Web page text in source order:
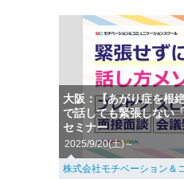
大阪：【あがり症を根
で話しても緊張しない
セミナー
2025/9/20(土)～
株式会社モチベーション＆